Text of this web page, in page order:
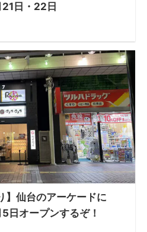
日・22日
】仙台のアーケードに
日オープンするぞ！